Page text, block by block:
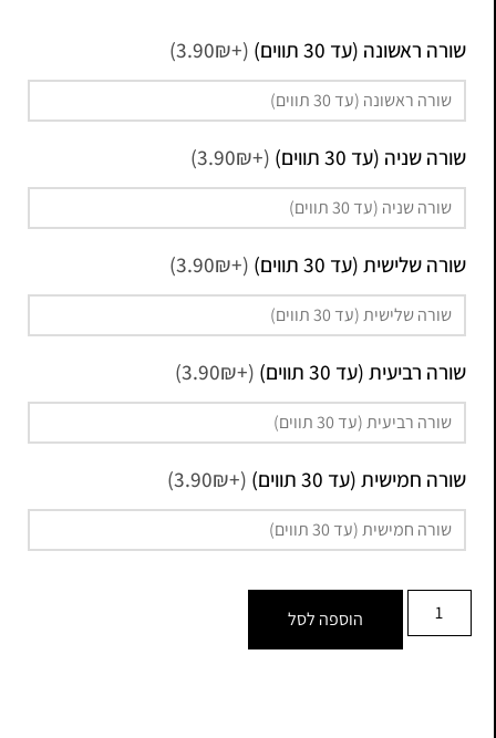
שורה ראשונה (עד 30 תווים) (+3.90₪)
שורה שניה (עד 30 תווים) (+3.90₪)
שורה שלישית (עד 30 תווים) (+3.90₪)
שורה רביעית (עד 30 תווים) (+3.90₪)
שורה חמישית (עד 30 תווים) (+3.90₪)
הוספה לסל